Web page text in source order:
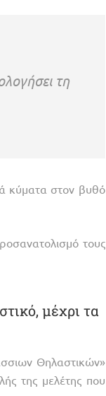
τη
κύματα στον βυθό
τους
μέχρι τα
Θηλαστικών»
της μελέτης που